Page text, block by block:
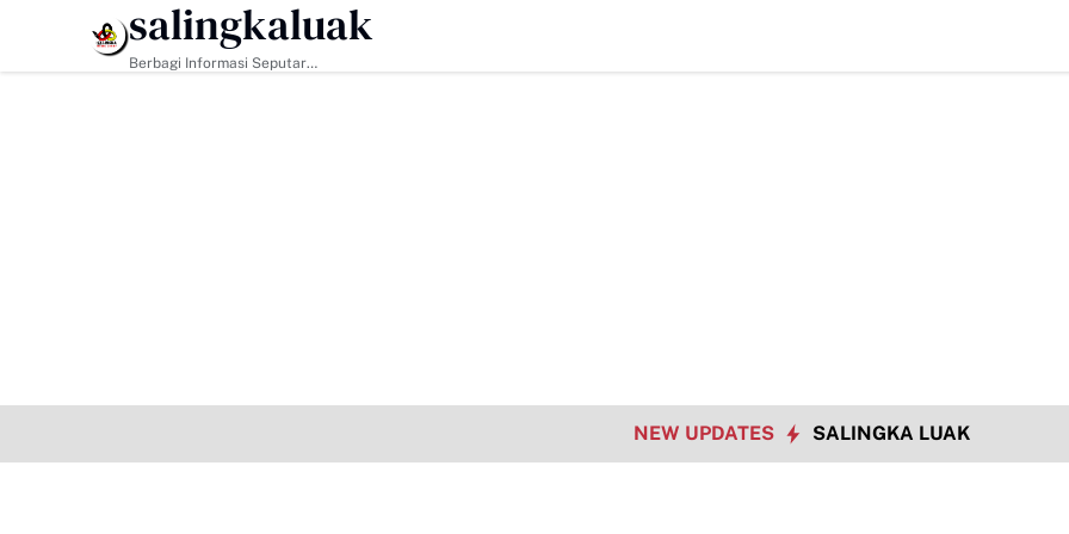
HEADLINE
salingkaluak
Berbagi Informasi Seputar
NEW UPDATES SALINGKA LUAK